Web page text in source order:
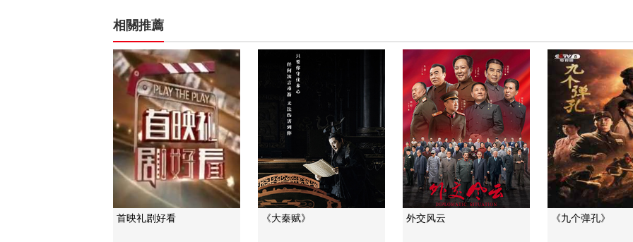
相關推薦
首映礼剧好看 《大秦赋》 外交风云 《九个弹孔》